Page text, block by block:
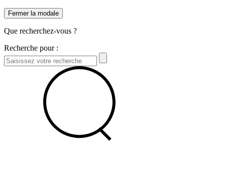
Fermer la modale
Que recherchez-vous ?
Recherche pour :